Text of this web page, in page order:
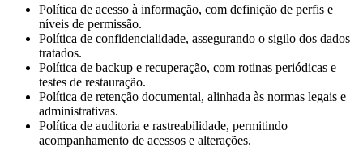
de
Proteção
de
Dados
Blog
Contato
Orçamento
Trabalhe
Política de acesso à informação, com definição de perfis e
níveis de permissão.
Política de confidencialidade, assegurando o sigilo dos dados
tratados.
Política de backup e recuperação, com rotinas periódicas e
testes de restauração.
Política de retenção documental, alinhada às normas legais e
administrativas.
Política de auditoria e rastreabilidade, permitindo
acompanhamento de acessos e alterações.